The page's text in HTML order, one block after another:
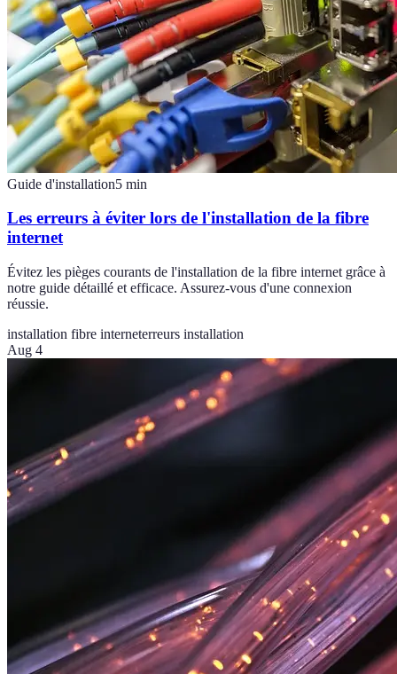
Guide d'installation5 min
Les erreurs à éviter lors de l'installation de la fibre
internet
Évitez les pièges courants de l'installation de la fibre internet grâce à
notre guide détaillé et efficace. Assurez-vous d'une connexion
réussie.
installation fibre interneterreurs installation
Aug 4